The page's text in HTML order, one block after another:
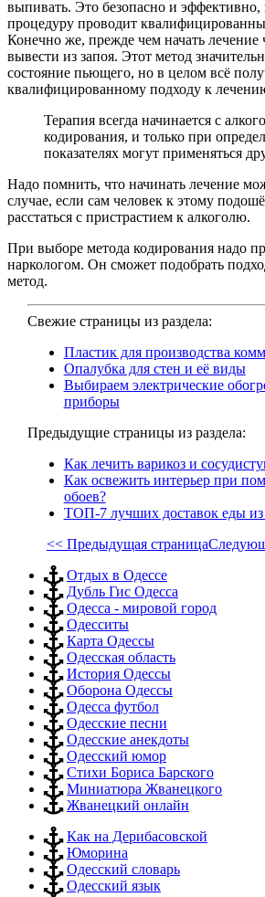
выпивать. Это безопасно и
процедуру проводит
Конечно же, прежде чем начать лечение
вывести из запоя. Этот метод
состояние пьющего, но в целом всё
квалифицированному подходу к
Терапия всегда начинается с
кодирования, и только при
показателях могут применяться
Надо помнить, что начинать лечение
случае, если сам человек к этому
расстаться с пристрастием к алкоголю.
При выборе метода кодирования надо
наркологом. Он сможет подобрать
метод.
Свежие страницы из раздела:
Пластик для производства
Опалубка для стен и её виды
Выбираем электрические
приборы
Предыдущие страницы из раздела:
Как лечить варикоз и
Как освежить интерьер при
обоев?
ТОП-7 лучших доставок еды из
<< Предыдущая страница
Отдых в Одессе
Дубль Гис Одесса
Одесса - мировой город
Одесситы
Карта Одессы
Одесская область
История Одессы
Оборона Одессы
Одесса футбол
Одесские песни
Одесские анекдоты
Одесский юмор
Стихи Бориса Барского
Миниатюра Жванецкого
Жванецкий онлайн
Как на Дерибасовской
Юморина
Одесский словарь
Одесский язык